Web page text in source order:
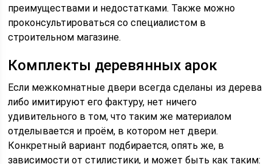
преимуществами и недостатками. Также можно
проконсультироваться со специалистом в
строительном магазине.
Комплекты деревянных арок
Если межкомнатные двери всегда сделаны из дерева
либо имитируют его фактуру, нет ничего
удивительного в том, что таким же материалом
отделывается и проём, в котором нет двери.
Конкретный вариант подбирается, опять же, в
зависимости от стилистики, и может быть как таким: